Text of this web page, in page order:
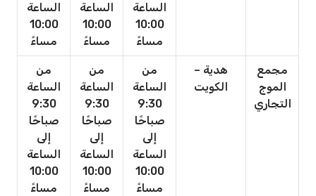
الساعة
10:00
مساءً
الساعة
10:00
مساءً
الساعة
10:00
مساءً
مجمع
الموج
التجاري
هدية –
الكويت
من
الساعة
9:30
صباحًا
إلى
الساعة
10:00
مساءً
من
الساعة
9:30
صباحًا
إلى
الساعة
10:00
مساءً
من
الساعة
9:30
صباحًا
إلى
الساعة
10:00
مساءً